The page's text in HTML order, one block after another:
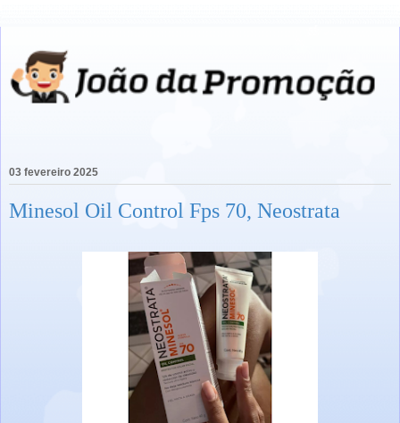
03 fevereiro 2025
Minesol Oil Control Fps 70, Neostrata